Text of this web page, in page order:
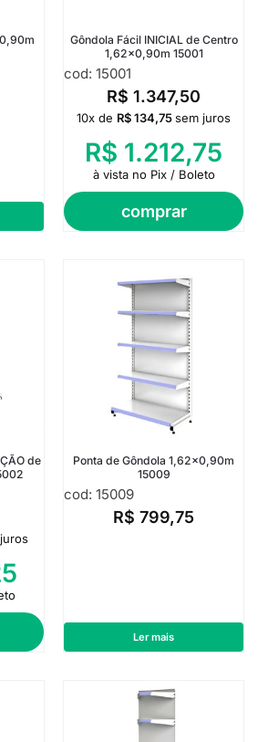
Gôndola Fácil INICIAL de Centro
1,62×0,90m 15001
cod: 15001
R$ 1.347,50
comprar
10x de R$134,75sem juros
R$ 1.212,75
à vista no Pix / Boleto
de
Ponta de Gôndola 1,62×0,90m
15009
cod: 15009
R$ 799,75
Ler mais